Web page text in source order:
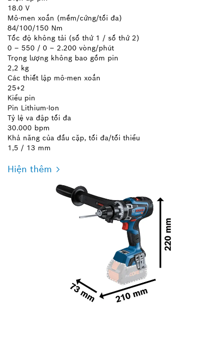
18.0 V
Mô-men xoắn (mềm/cứng/tối đa)
84/100/150 Nm
Tốc độ không tải (số thứ 1 / số thứ 2)
0 – 550 / 0 – 2.200 vòng/phút
Trọng lượng không bao gồm pin
2,2 kg
Các thiết lập mô-men xoắn
25+2
Kiểu pin
Pin Lithium-Ion
Tỷ lệ va đập tối đa
30.000 bpm
Khả năng của đầu cặp, tối đa/tối thiểu
1,5 / 13 mm
Hiện thêm